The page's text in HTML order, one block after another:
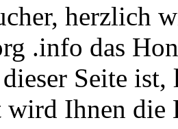
herzlich
.info das
Seite
Ihnen die